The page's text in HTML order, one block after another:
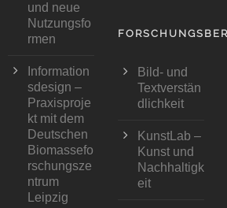
und neue
Nutzungsfo
rmen
Information
sdesign –
Praxisproje
kt mit dem
Deutschen
Biomassefo
rschungsze
ntrum
Leipzig
Bild- und
Textverstän
dlichkeit
KunstLab –
Kunst und
Nachhaltigk
eit